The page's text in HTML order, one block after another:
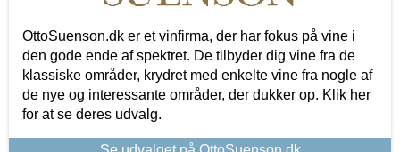
OttoSuenson.dk er et vinfirma, der har fokus på vine i
den gode ende af spektret. De tilbyder dig vine fra de
klassiske områder, krydret med enkelte vine fra nogle af
de nye og interessante områder, der dukker op. Klik her
for at se deres udvalg.